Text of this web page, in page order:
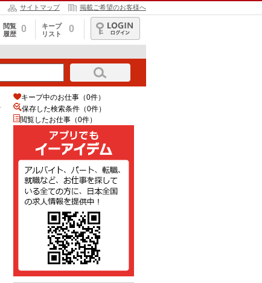
サイトマップ 掲載ご希望のお客様へ
閲覧
履歴
0
キープ
リスト
0
ログイン
キープ中のお仕事（0件）
保存した検索条件（0件）
閲覧したお仕事（0件）